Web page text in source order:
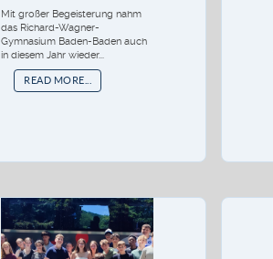
Mit großer Begeisterung nahm
das Richard-Wagner-
Gymnasium Baden-Baden auch
in diesem Jahr wieder...
READ MORE...